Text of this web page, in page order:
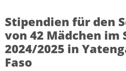
Stipendien für den
von 42 Mädchen im
2024/2025 in
Faso